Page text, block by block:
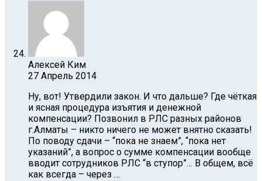
Алексей Ким
27 Апрель 2014
Ну, вот! Утвердили закон. И что дальше? Где чёткая
и ясная процедура изъятия и денежной
компенсации? Позвонил в РЛС разных районов
г.Алматы – никто ничего не может внятно сказать!
По поводу сдачи – “пока не знаем”, “пока нет
указаний”, а вопрос о сумме компенсации вообще
вводит сотрудников РЛС “в ступор”… В общем, всё
как всегда – через …